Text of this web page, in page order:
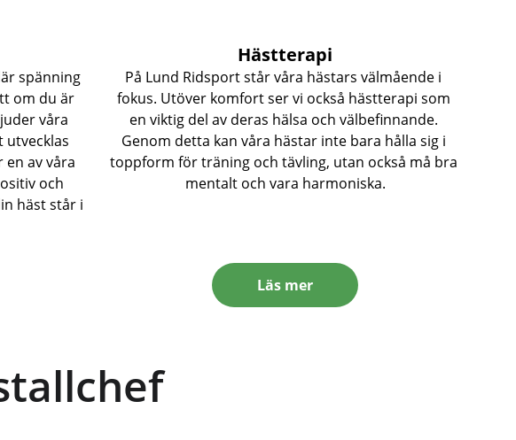
spänning
om du är
våra
utvecklas
av våra
och
häst står i
På Lund Ridsport står våra hästars välmående i
fokus. Utöver komfort ser vi också hästterapi som
en viktig del av deras hälsa och välbefinnande.
Genom detta kan våra hästar inte bara hålla sig i
toppform för träning och tävling, utan också må bra
mentalt och vara harmoniska.
Hästterapi
Läs mer